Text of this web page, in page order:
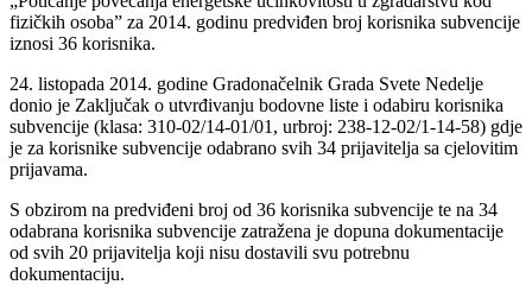
fizičkih osoba” za 2014. godinu predviđen broj korisnika subvencije
iznosi 36 korisnika.
24. listopada 2014. godine Gradonačelnik Grada Svete Nedelje
donio je Zaključak o utvrđivanju bodovne liste i odabiru korisnika
subvencije (klasa: 310-02/14-01/01, urbroj: 238-12-02/1-14-58) gdje
je za korisnike subvencije odabrano svih 34 prijavitelja sa cjelovitim
prijavama.
S obzirom na predviđeni broj od 36 korisnika subvencije te na 34
odabrana korisnika subvencije zatražena je dopuna dokumentacije
od svih 20 prijavitelja koji nisu dostavili svu potrebnu
dokumentaciju.